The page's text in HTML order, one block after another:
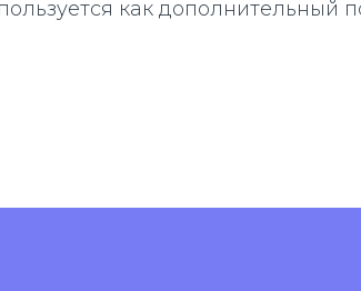
как дополнительный